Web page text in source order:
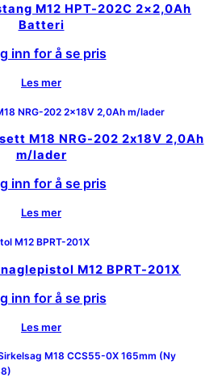
M12 HPT-202C 2×2,0Ah
Batteri
inn for å se pris
Les mer
M18 NRG-202 2x18V 2,0Ah
m/lader
inn for å se pris
Les mer
M12 BPRT-201X
inn for å se pris
Les mer